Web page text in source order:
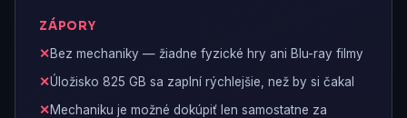
ZÁPORY
Bez mechaniky — žiadne fyzické hry ani Blu-ray filmy
Úložisko 825 GB sa zaplní rýchlejšie, než by si čakal
Mechaniku je možné dokúpiť len samostatne za